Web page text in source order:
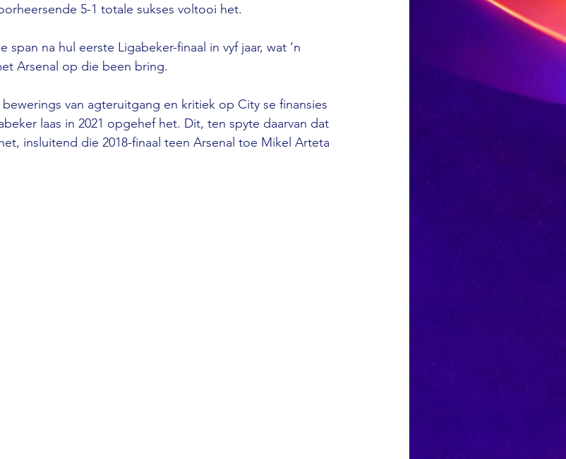
5-1 totale sukses voltooi het.
span na hul eerste Ligabeker-finaal in vyf jaar, wat ‘n
Arsenal op die been bring.
van agteruitgang en kritiek op City se finansies
laas in 2021 opgehef het. Dit, ten spyte daarvan dat
insluitend die 2018-finaal teen Arsenal toe Mikel Arteta